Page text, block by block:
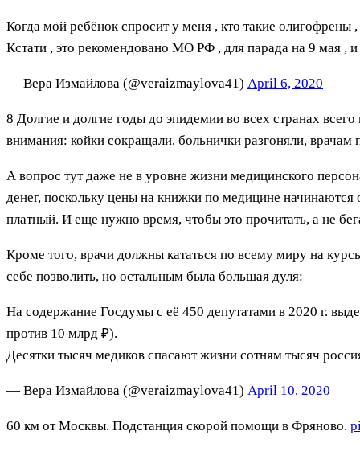
Когда мой ребёнок спросит у меня , кто такие олигофрены
Кстати , это рекомендовано МО РФ , для парада на 9 мая , и
— Вера Измайлова (@veraizmaylova41) April 6, 2020
8 Долгие и долгие годы до эпидемии во всех странах
внимания: койки сокращали, больнички разгоняли, врачам
А вопрос тут даже не в уровне жизни медицинского
денег, поскольку цены на книжки по медицине
платный. И еще нужно время, чтобы это прочитать, а не
Кроме того, врачи должны кататься по всему миру на
себе позволить, но остальным была большая дуля:
На содержание Госдумы с её 450 депутатами в 2020 г.
против 10 млрд ₽).
Десятки тысяч медиков спасают жизни сотням тысяч
— Вера Измайлова (@veraizmaylova41) April 10, 2020
60 км от Москвы. Подстанция скорой помощи в Фряново.